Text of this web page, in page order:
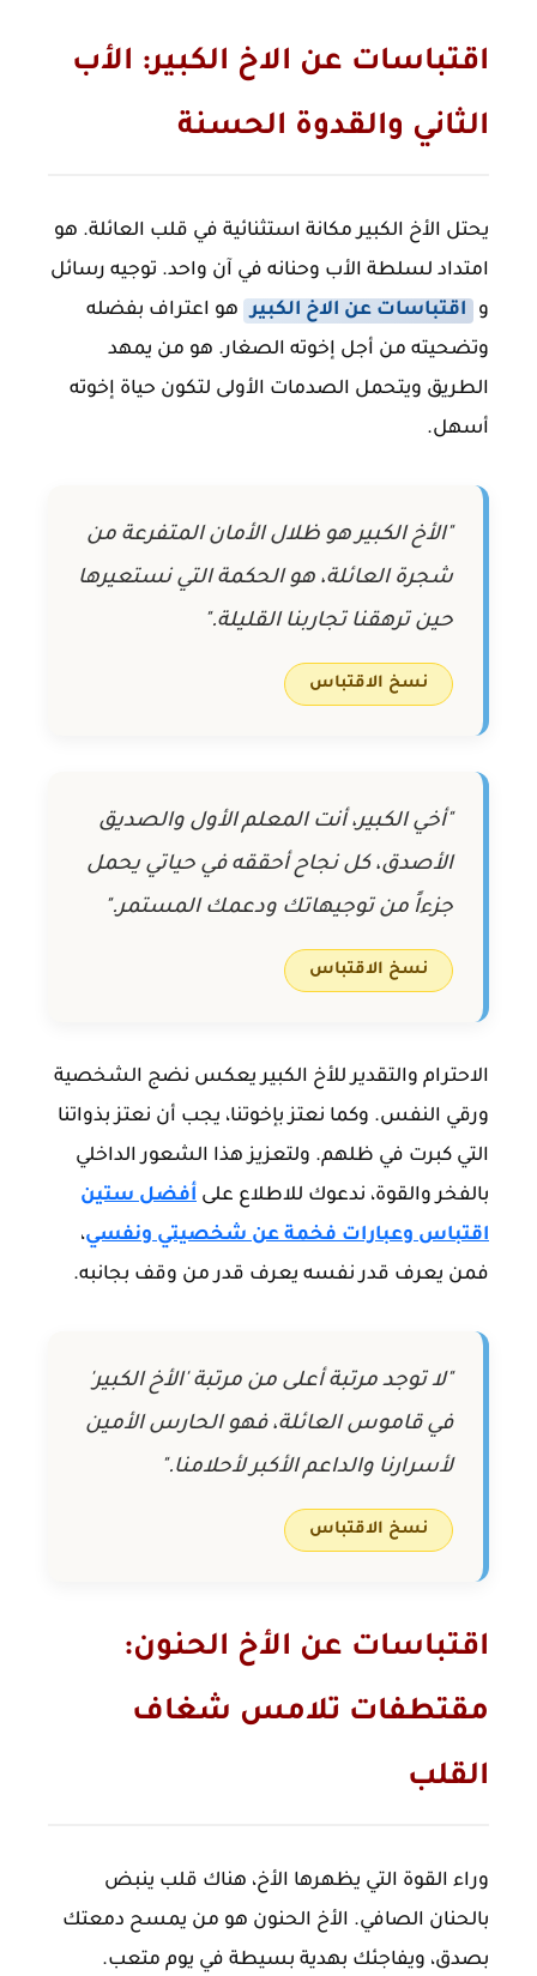
اقتباسات عن الاخ الكبير: الأب
الثاني والقدوة الحسنة
يحتل الأخ الكبير مكانة استثنائية في قلب العائلة. هو
امتداد لسلطة الأب وحنانه في آن واحد. توجيه رسائل
و
اقتباسات عن الاخ الكبير
هو اعتراف بفضله
وتضحيته من أجل إخوته الصغار. هو من يمهد
الطريق ويتحمل الصدمات الأولى لتكون حياة إخوته
أسهل.
"الأخ الكبير هو ظلال الأمان المتفرعة من
شجرة العائلة، هو الحكمة التي نستعيرها
حين ترهقنا تجاربنا القليلة."
نسخ الاقتباس
"أخي الكبير، أنت المعلم الأول والصديق
الأصدق، كل نجاح أحققه في حياتي يحمل
جزءاً من توجيهاتك ودعمك المستمر."
نسخ الاقتباس
الاحترام والتقدير للأخ الكبير يعكس نضج الشخصية
ورقي النفس. وكما نعتز بإخوتنا، يجب أن نعتز بذواتنا
التي كبرت في ظلهم. ولتعزيز هذا الشعور الداخلي
بالفخر والقوة، ندعوك للاطلاع على أفضل ستين
اقتباس وعبارات فخمة عن شخصيتي ونفسي،
فمن يعرف قدر نفسه يعرف قدر من وقف بجانبه.
"لا توجد مرتبة أعلى من مرتبة 'الأخ الكبير'
في قاموس العائلة، فهو الحارس الأمين
لأسرارنا والداعم الأكبر لأحلامنا."
نسخ الاقتباس
اقتباسات عن الأخ الحنون:
مقتطفات تلامس شغاف
القلب
وراء القوة التي يظهرها الأخ، هناك قلب ينبض
بالحنان الصافي. الأخ الحنون هو من يمسح دمعتك
بصدق، ويفاجئك بهدية بسيطة في يوم متعب.